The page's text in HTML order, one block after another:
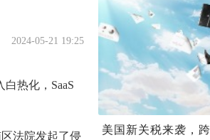
2024-05-21 19:25
热化， SaaS
法院发起了侵
美国新关税来袭，